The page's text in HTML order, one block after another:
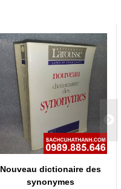
Nouveau dictionaire des
synonymes